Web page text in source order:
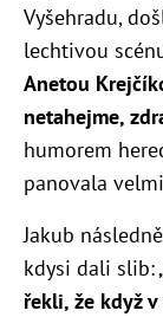
Vyšehradu,
lechtivou
Anetou
netahejme,
humorem
panovala
Jakub
kdysi dali slib:
řekli, že když